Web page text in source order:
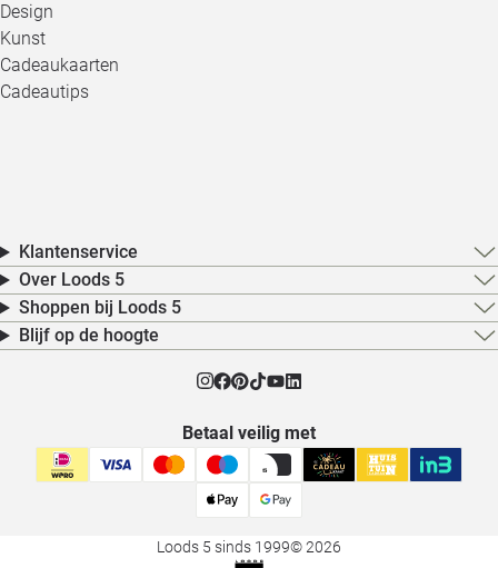
Design
Kunst
Cadeaukaarten
Cadeautips
Klantenservice
Over Loods 5
Shoppen bij Loods 5
Blijf op de hoogte
Betaal veilig met
Loods 5 sinds 1999© 2026